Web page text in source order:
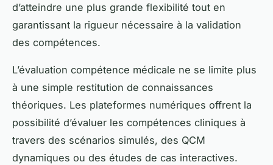
d’atteindre une plus grande flexibilité tout en
garantissant la rigueur nécessaire à la validation
des compétences.
L’évaluation compétence médicale ne se limite plus
à une simple restitution de connaissances
théoriques. Les plateformes numériques offrent la
possibilité d’évaluer les compétences cliniques à
travers des scénarios simulés, des QCM
dynamiques ou des études de cas interactives.